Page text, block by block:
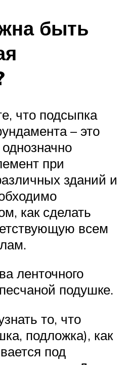
быть
что подсыпка
– это
при
зданий и
как сделать
всем
ленточного
подушке.
то, что
подложка), как
под